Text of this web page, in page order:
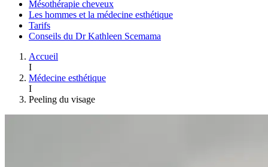
Mésothérapie cheveux
Les hommes et la médecine esthétique
Tarifs
Conseils du Dr Kathleen Scemama
Accueil
I
Médecine esthétique
I
Peeling du visage